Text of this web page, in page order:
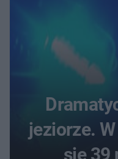
jeziorze.
się 39